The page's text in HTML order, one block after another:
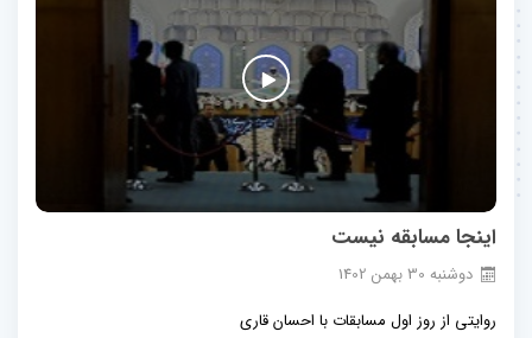
اینجا مسابقه نیست
دوشنبه 30بهمن 1402
روایتی از روز اول مسابقات با احسان قاری